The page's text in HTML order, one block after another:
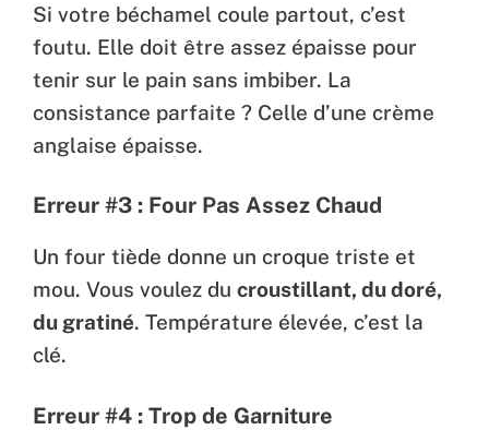
Si votre béchamel coule partout, c’est
foutu. Elle doit être assez épaisse pour
tenir sur le pain sans imbiber. La
consistance parfaite ? Celle d’une crème
anglaise épaisse.
Erreur #3 : Four Pas Assez Chaud
Un four tiède donne un croque triste et
mou. Vous voulez du croustillant, du doré,
du gratiné. Température élevée, c’est la
clé.
Erreur #4 : Trop de Garniture